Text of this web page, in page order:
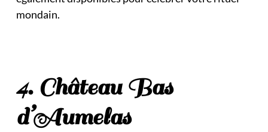
mondain.
4. Château Bas
d’Aumelas